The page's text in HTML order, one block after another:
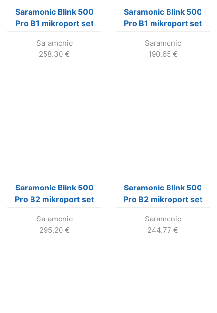
Saramonic Blink 500
Pro B1 mikroport set
Saramonic
258.30 €
Saramonic Blink 500
Pro B1 mikroport set
Saramonic
190.65 €
Saramonic Blink 500
Pro B2 mikroport set
Saramonic
295.20 €
Saramonic Blink 500
Pro B2 mikroport set
Saramonic
244.77 €